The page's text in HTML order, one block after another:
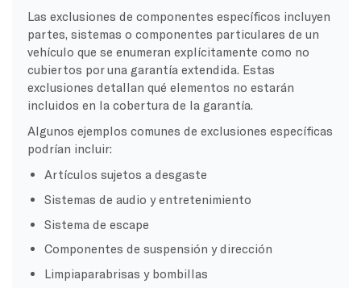
Las exclusiones de componentes específicos incluyen
partes, sistemas o componentes particulares de un
vehículo que se enumeran explícitamente como no
cubiertos por una garantía extendida. Estas
exclusiones detallan qué elementos no estarán
incluidos en la cobertura de la garantía.
Algunos ejemplos comunes de exclusiones específicas
podrían incluir:
Artículos sujetos a desgaste
Sistemas de audio y entretenimiento
Sistema de escape
Componentes de suspensión y dirección
Limpiaparabrisas y bombillas